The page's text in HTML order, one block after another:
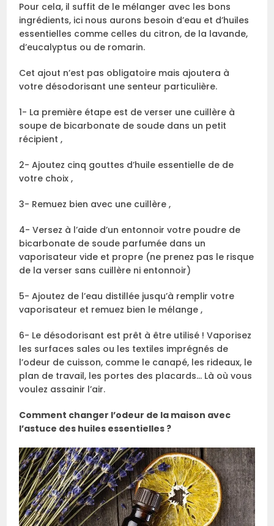
Pour cela, il suffit de le mélanger avec les bons
ingrédients, ici nous aurons besoin d’eau et d’huiles
essentielles comme celles du citron, de la lavande,
d’eucalyptus ou de romarin.
Cet ajout n’est pas obligatoire mais ajoutera à
votre désodorisant une senteur particulière.
1- La première étape est de verser une cuillère à
soupe de bicarbonate de soude dans un petit
récipient ,
2- Ajoutez cinq gouttes d’huile essentielle de de
votre choix ,
3- Remuez bien avec une cuillère ,
4- Versez à l’aide d’un entonnoir votre poudre de
bicarbonate de soude parfumée dans un
vaporisateur vide et propre (ne prenez pas le risque
de la verser sans cuillère ni entonnoir)
5- Ajoutez de l’eau distillée jusqu’à remplir votre
vaporisateur et remuez bien le mélange ,
6- Le désodorisant est prêt à être utilisé ! Vaporisez
les surfaces sales ou les textiles imprégnés de
l’odeur de cuisson, comme le canapé, les rideaux, le
plan de travail, les portes des placards… Là où vous
voulez assainir l’air.
Comment changer l’odeur de la maison avec
l’astuce des huiles essentielles ?